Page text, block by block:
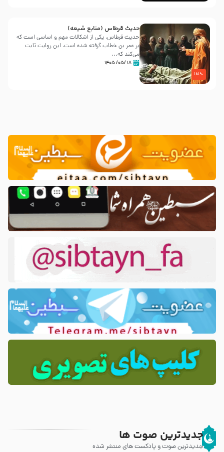
خلفا
حدیث قرطاس (منابع شیعه)
حدیث قرطاس، یکی از اشکالات مهم و اساسی است که
بر عمر بن خطاب گرفته شده است، این روایت ثابت
می‌کند که...
۱۸ /۰۵/ ۱۴۰۵
جدیدترین صوت ها
جدیدترین صوت و پادکست های منتشر شده